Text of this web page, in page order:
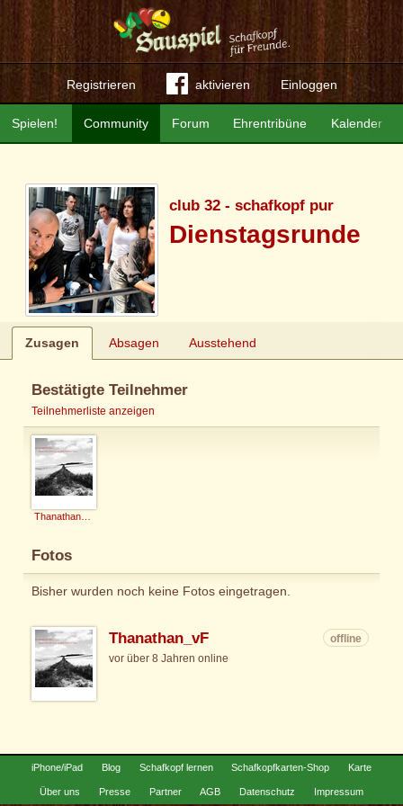
Registrieren aktivieren Einloggen
Community Forum Ehrentribüne Kalender
Spielen!
club 32 - schafkopf pur
Dienstagsrunde
Zusagen Absagen Ausstehend
Bestätigte Teilnehmer
Teilnehmerliste anzeigen
Fotos
Bisher wurden noch keine Fotos eingetragen.
Thanathan_vF
offline
vor über 8 Jahren online
iPhone/iPad Blog Schafkopf lernen Schafkopfkarten-Shop Karte
Über uns Presse Partner AGB Datenschutz Impressum